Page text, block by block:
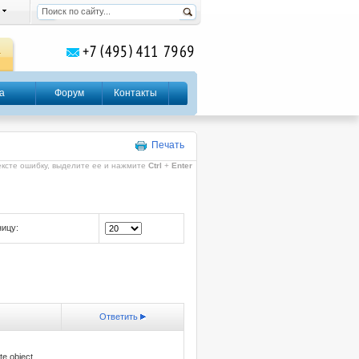
Форум Контакты
Печать
ошибку, выделите ее и нажмите Ctrl + Enter
Ответить
object